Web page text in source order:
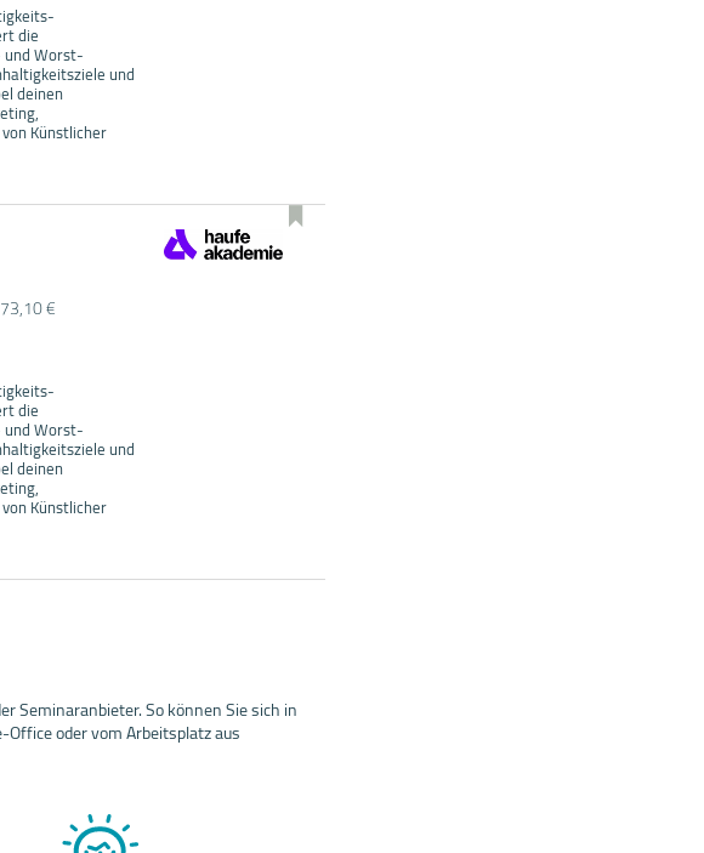
die
und Worst-
und
deinen
Künstlicher
€
die
und Worst-
und
deinen
Künstlicher
Seminaranbieter. So können Sie sich in
oder vom Arbeitsplatz aus